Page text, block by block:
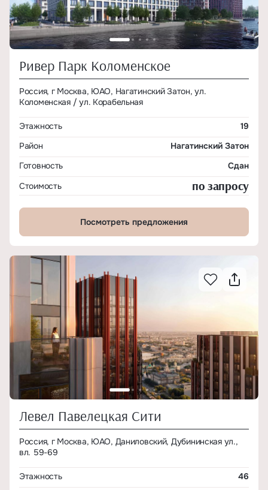
Ривер Парк Коломенское
Россия, г Москва, ЮАО, Нагатинский Затон, ул.
Коломенская / ул. Корабельная
Этажность
19
Район
Нагатинский Затон
Готовность
Сдан
Стоимость
по запросу
Посмотреть предложения
Левел Павелецкая Сити
Россия, г Москва, ЮАО, Даниловский, Дубининская ул.,
вл. 59-69
Этажность
46